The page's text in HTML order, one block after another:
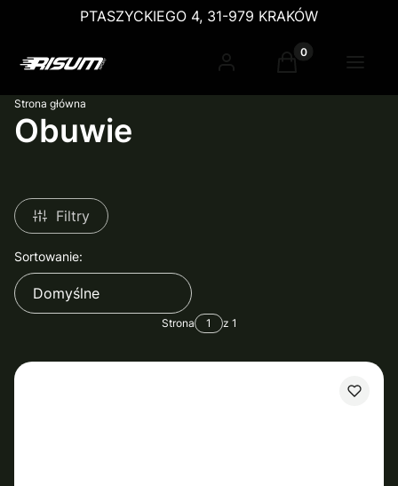
PTASZYCKIEGO 4, 31-979 KRAKÓW
Zaloguj sięProdukty w
Koszyk Menu
Strona główna
Obuwie
Filtry
Lista produktów
Sortowanie:
Domyślne
Strona z 1